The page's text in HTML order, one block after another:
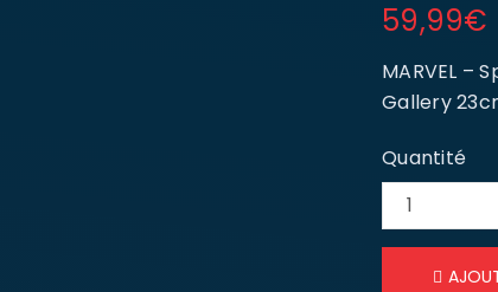
59,99€
MARVEL –
Gallery
Quantité